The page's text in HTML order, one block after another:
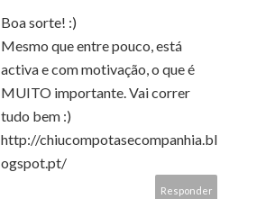
Boa sorte! :)
Mesmo que entre pouco, está
activa e com motivação, o que é
MUITO importante. Vai correr
tudo bem :)
http://chiucompotasecompanhia.bl
ogspot.pt/
Responder